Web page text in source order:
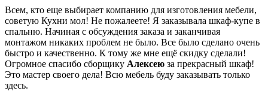
Всем, кто еще выбирает компанию для изготовления мебели,
советую Кухни мол! Не пожалеете! Я заказывала шкаф-купе в
спальню. Начиная с обсуждения заказа и заканчивая
монтажом никаких проблем не было. Все было сделано очень
быстро и качественно. К тому же мне ещё скидку сделали!
Огромное спасибо сборщику Алексею за прекрасный шкаф!
Это мастер своего дела! Всю мебель буду заказывать только
здесь.